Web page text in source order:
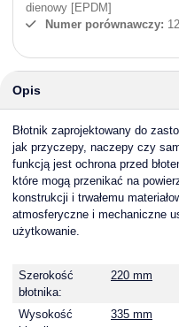
dienowy [EPDM]
Numer porównawczy:
Opis
Błotnik zaprojektowany do
jak przyczepy, naczepy czy
funkcją jest ochrona przed
które mogą przenikać na
konstrukcji i trwałemu
atmosferyczne i mechaniczne
użytkowanie.
Szerokość
błotnika:
220 mm
Wysokość
335 mm